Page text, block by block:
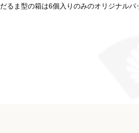
だるま型の箱は6個入りのみのオリジナルパ